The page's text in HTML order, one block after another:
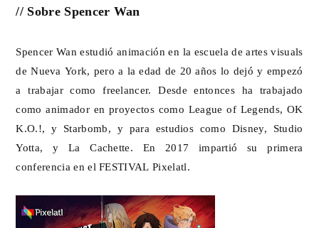
// Sobre Spencer Wan
Spencer Wan estudió animación en la escuela de artes visuals
de Nueva York, pero a la edad de 20 años lo dejó y empezó
a trabajar como freelancer. Desde entonces ha trabajado
como animador en proyectos como League of Legends, OK
K.O.!, y Starbomb, y para estudios como Disney, Studio
Yotta, y La Cachette. En 2017 impartió su primera
conferencia en el FESTIVAL Pixelatl.